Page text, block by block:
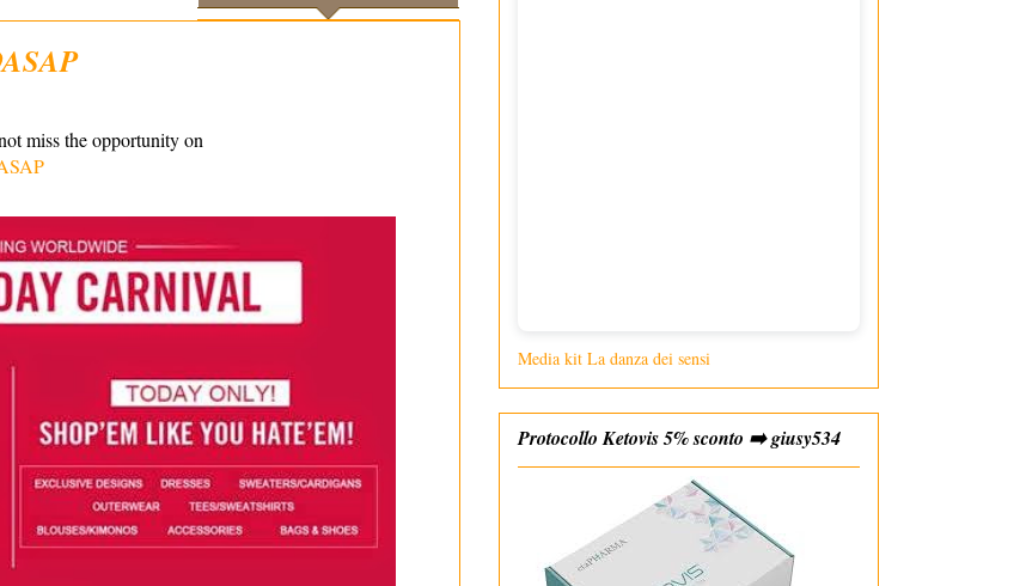
miss the opportunity on
Media kit La danza dei sensi
Protocollo Ketovis 5% sconto ➡️ giusy534